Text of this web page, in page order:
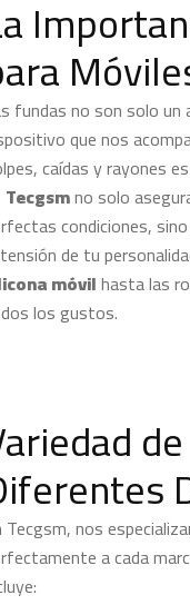
fundas no son solo un
que nos
caídas y rayones
Tecgsmno solo
condiciones,
de tu
móvilhasta las
los gustos.
Tecgsm, nos
a cada